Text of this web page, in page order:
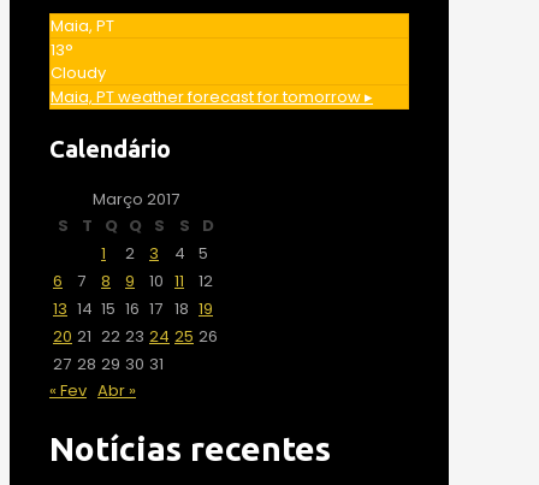
Maia, PT
13°
Cloudy
Maia, PTweather forecast for tomorrow ▸
Calendário
Março 2017
S
T Q Q S S
D
1
2 3 4
5
6
7 8 9 10 11
12
13 14 15 16 17 18 19
20 21 22 23 24 25 26
27 28 29 30 31
« Fev Abr »
Notícias recentes